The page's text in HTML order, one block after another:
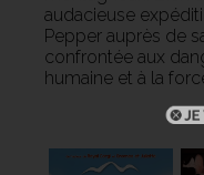
audacieuse
Pepper auprès de
confrontée aux
humaine et à la